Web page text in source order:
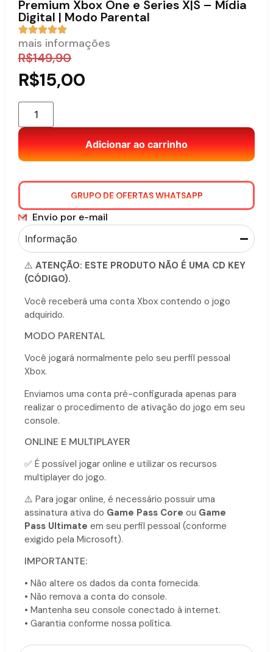
Premium Xbox One e Series X|S – Mídia
Digital | Modo Parental
mais informações
R$149,90
R$15,00
Adicionar ao carrinho
GRUPO DE OFERTAS WHATSAPP
Envio por e-mail
Informação
⚠️ ATENÇÃO: ESTE PRODUTO NÃO É UMA CD KEY
(CÓDIGO).
Você receberá uma conta Xbox contendo o jogo
adquirido.
MODO PARENTAL
Você jogará normalmente pelo seu perfil pessoal
Xbox.
Enviamos uma conta pré-configurada apenas para
realizar o procedimento de ativação do jogo em seu
console.
ONLINE E MULTIPLAYER
✅ É possível jogar online e utilizar os recursos
multiplayer do jogo.
⚠️ Para jogar online, é necessário possuir uma
assinatura ativa do Game Pass Core ou Game
Pass Ultimate em seu perfil pessoal (conforme
exigido pela Microsoft).
IMPORTANTE:
• Não altere os dados da conta fornecida.
• Não remova a conta do console.
• Mantenha seu console conectado à internet.
• Garantia conforme nossa política.